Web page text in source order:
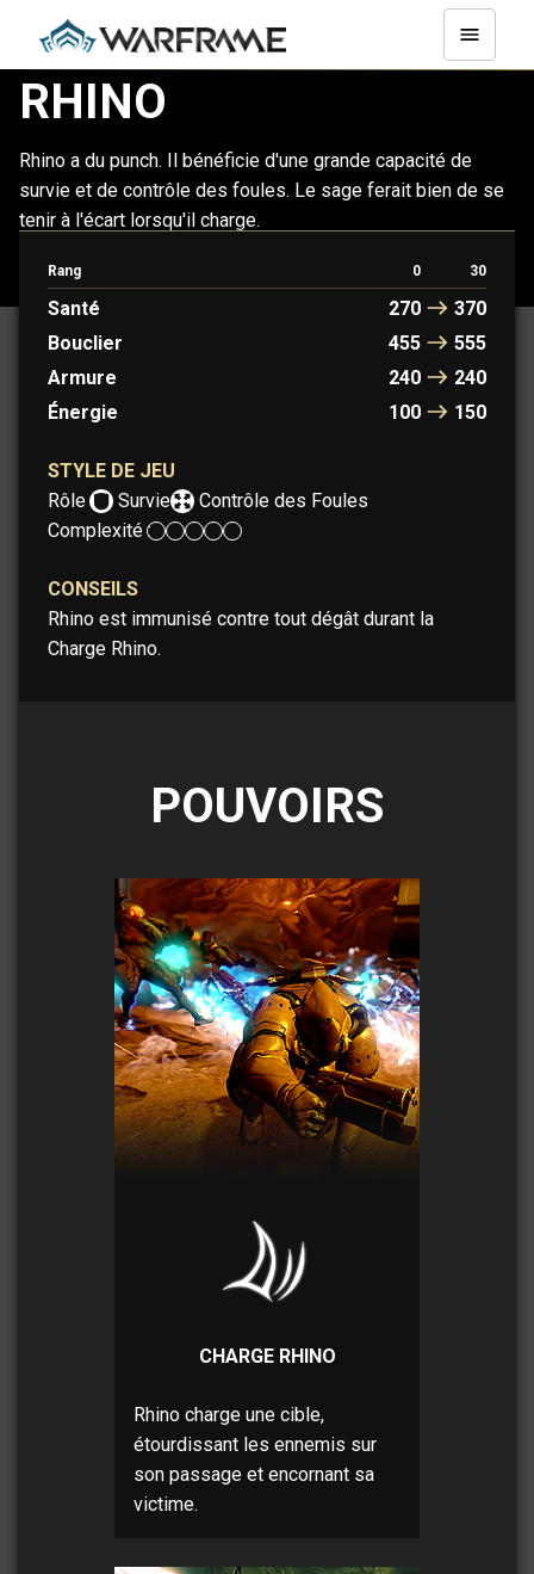
RHINO
Rhino a du punch. Il bénéficie d'une grande capacité de
survie et de contrôle des foules. Le sage ferait bien de se
tenir à l'écart lorsqu'il charge.
Rang 0 30
Santé 270
370
Bouclier
455
555
Armure
240
240
Énergie
100 150
STYLE DE JEU
Rôle :
Survie
Contrôle des Foules
Complexité :
CONSEILS
Rhino est immunisé contre tout dégât durant la
Charge Rhino.
POUVOIRS
CHARGE RHINO
Rhino charge une cible,
étourdissant les ennemis sur
son passage et encornant sa
victime.